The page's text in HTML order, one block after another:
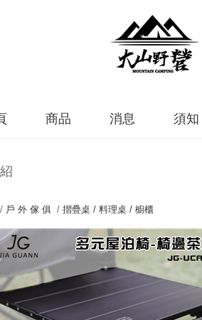
商品 消息 須知
戶 外 傢 俱/ 摺疊桌 / 料理桌 / 櫥櫃